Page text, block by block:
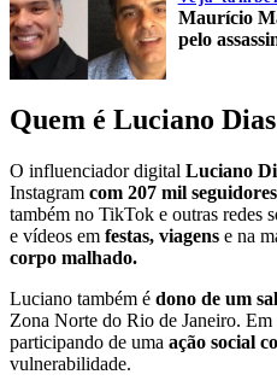
Maurício
pelo
Quem é Luciano
O influenciador digital Luciano
Instagram com 207 mil
também no TikTok e outras redes
e vídeos em festas, viagens e na
corpo malhado.
Luciano também é dono de um
Zona Norte do Rio de Janeiro. Em
participando de uma ação social
vulnerabilidade.